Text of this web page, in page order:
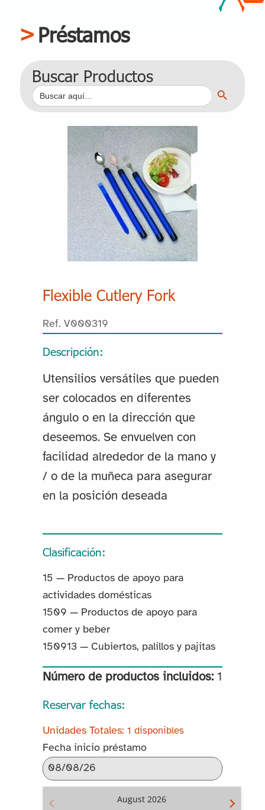
Préstamos
Buscar Productos
Buscar:
Flexible Cutlery Fork
Ref. V000319
Descripción:
Utensilios versátiles que pueden
ser colocados en diferentes
ángulo o en la dirección que
deseemos. Se envuelven con
facilidad alrededor de la mano y
/ o de la muñeca para asegurar
en la posición deseada
Clasificación:
15 — Productos de apoyo para
actividades domésticas
1509 — Productos de apoyo para
comer y beber
150913 — Cubiertos, palillos y pajitas
Número de productos incluidos:1
Reservar fechas:
1 disponibles
Fecha inicio préstamo
August 2026